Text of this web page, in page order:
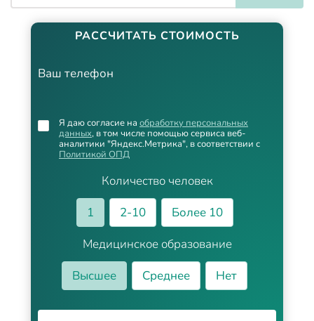
РАССЧИТАТЬ СТОИМОСТЬ
Ваш телефон
Количество человек
1
2-10
Более 10
Медицинское образование
Высшее
Среднее Нет
Я даю согласие на обработку персональных
данных, в том числе помощью сервиса веб-
аналитики "Яндекс.Метрика", в соответствии с
Политикой ОПД